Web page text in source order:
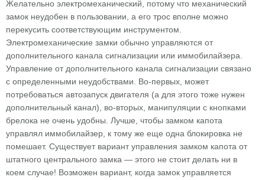
Желательно электромеханический, потому что механический
замок неудобен в пользовании, а его трос вполне можно
перекусить соответствующим инструментом.
Электромеханические замки обычно управляются от
дополнительного канала сигнализации или иммобилайзера.
Управление от дополнительного канала сигнализации связано
с определенными неудобствами. Во-первых, может
потребоваться автозапуск двигателя (а для этого тоже нужен
дополнительный канал), во-вторых, манипуляции с кнопками
брелока не очень удобны. Лучше, чтобы замком капота
управлял иммобилайзер, к тому же еще одна блокировка не
помешает. Существует вариант управления замком капота от
штатного центрального замка — этого не стоит делать ни в
коем случае! Возможен вариант, когда замок управляется